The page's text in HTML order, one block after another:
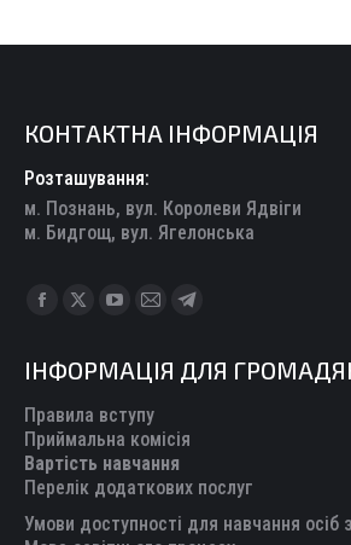
КОНТАКТНА ІНФОРМАЦІЯ
Розташування:
м. Познань, вул. Королеви Ядвіги
м. Бидгощ, вул. Ягелонська
Find us on:
Facebook
opens
in
new
window
X
opens
in
new
window
YouTube
opens
in
new
window
Mail
opens
in
new
window
Telegram
opens
new
ІНФОРМАЦІЯ ДЛЯ
Правила вступу
Приймальна комісія
Вартість навчання
Перелік додаткових послуг
Умови доступності для навчання осіб